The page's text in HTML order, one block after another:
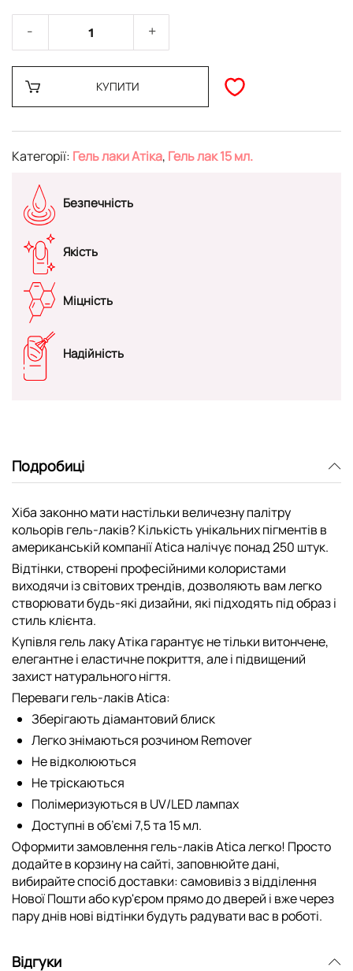
КУПИТИ
Категорії: Гель лаки Атіка, Гель лак 15 мл.
Безпечність
Якість
Міцність
Надійність
Подробиці
Хіба законно мати настільки величезну палітру
кольорів гель-лаків? Кількість унікальних пігментів в
американській компанії Atica налічує понад 250 штук.
Відтінки, створені професійними колористами
виходячи із світових трендів, дозволяють вам легко
створювати будь-які дизайни, які підходять під образ і
стиль клієнта.
Купівля гель лаку Атіка гарантує не тільки витончене,
елегантне і еластичне покриття, але і підвищений
захист натурального нігтя.
Переваги гель-лаків Atica:
Зберігають діамантовий блиск
Легко знімаються розчином Remover
Не відколюються
Не тріскаються
Полімеризуються в UV/LED лампах
Доступні в об’ємі 7,5 та 15 мл.
Оформити замовлення гель-лаків Atica легко! Просто
додайте в корзину на сайті, заповнюйте дані,
вибирайте спосіб доставки: самовивіз з відділення
Нової Пошти або кур'єром прямо до дверей і вже через
пару днів нові відтінки будуть радувати вас в роботі.
Відгуки